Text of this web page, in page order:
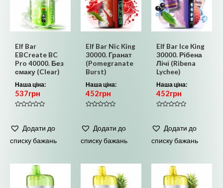
Elf Bar
EBCreate BC
Pro 40000. Без
смаку (Clear)
Наша ціна:
537грн
з
Додати до
списку бажань
Elf Bar Nic King
30000. Гранат
(Pomegranate
Burst)
Наша ціна:
452грн
з
Додати до
списку бажань
Elf Bar Ice King
30000. Рібена
Лічі (Ribena
Lychee)
Наша ціна:
452грн
з
Додати до
списку бажань